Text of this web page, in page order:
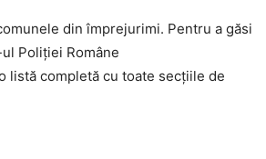
din împrejurimi. Pentru a găsi
Poliției Române
listă completă cu toate secțiile de